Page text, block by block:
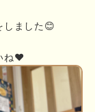
しました😊
ね❤️